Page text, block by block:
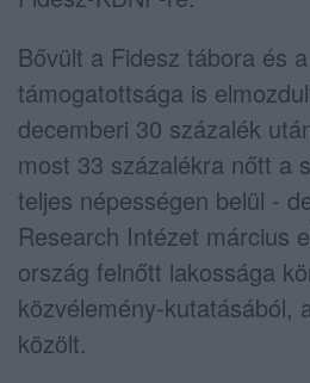
Bővült a Fidesz tábora és
támogatottsága is
decemberi 30 százalék
most 33 százalékra nőtt a
teljes népességen belül -
Research Intézet március
ország felnőtt lakossága
közvélemény-kutatásából,
közölt.